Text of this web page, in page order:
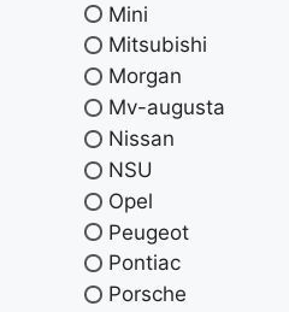
Mini
Mitsubishi
Morgan
Mv-augusta
Nissan
NSU
Opel
Peugeot
Pontiac
Porsche